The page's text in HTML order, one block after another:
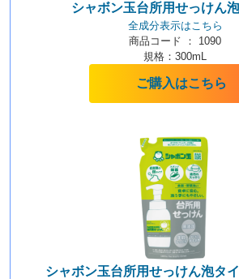
シャボン玉台所用せっけん
全成分表示はこちら
商品コード ： 1090
規格：300mL
ご購入はこちら
シャボン玉台所用せっけん泡タ